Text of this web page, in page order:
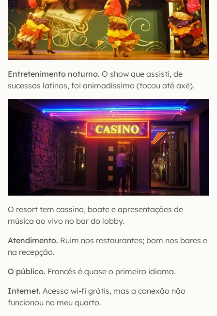
Entretenimento noturno. O show que assisti, de
sucessos latinos, foi animadíssimo (tocou até axé).
O resort tem cassino, boate e apresentações de
música ao vivo no bar do lobby.
Atendimento. Ruim nos restaurantes; bom nos bares e
na recepção.
O público. Francês é quase o primeiro idioma.
Internet. Acesso wi-fi grátis, mas a conexão não
funcionou no meu quarto.